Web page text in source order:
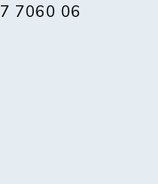
7060 06